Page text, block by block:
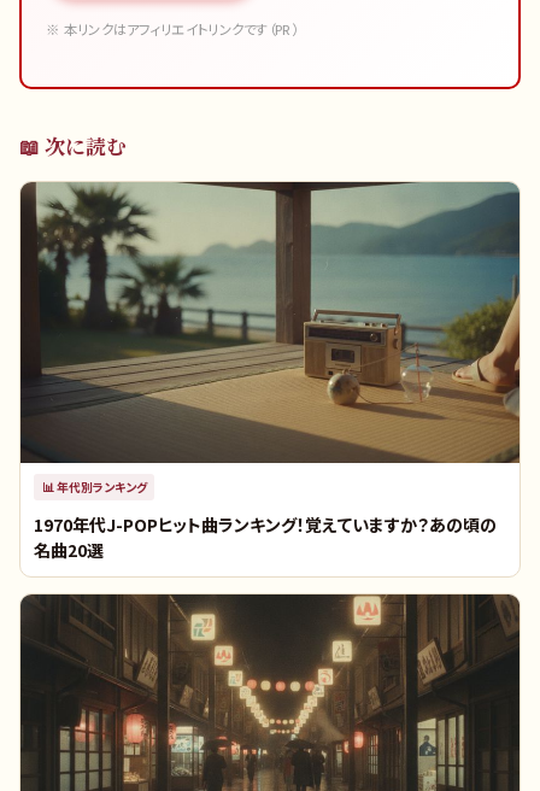
※ 本リンクはアフィリエイトリンクです（PR）
📖 次に読む
📊年代別ランキング
1970年代J-POPヒット曲ランキング！覚えていますか？あの頃の
名曲20選